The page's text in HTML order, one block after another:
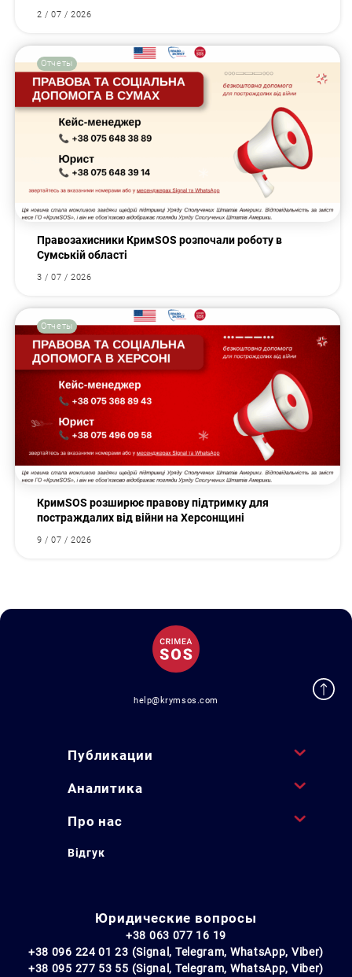
2 / 07 / 2026
Отчеты
Правозахисники КримSOS розпочали роботу в
Сумській області
3 / 07 / 2026
Отчеты
КримSOS розширює правову підтримку для
постраждалих від війни на Херсонщині
9 / 07 / 2026
help@krymsos.com
Публикации
Аналитика
Про нас
Відгук
Юридические вопросы
+38 063 077 16 19
+38 096 224 01 23 (Signal, Telegram, WhatsApp, Viber)
+38 095 277 53 55 (Signal, Telegram, WhatsApp, Viber)